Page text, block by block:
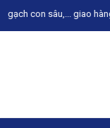
sâu,... giao hàng miễn